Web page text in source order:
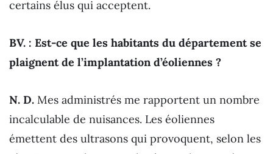
certains élus qui acceptent.
BV. : Est-ce que les habitants du département se
plaignent de l’implantation d’éoliennes ?
N. D. Mes administrés me rapportent un nombre
incalculable de nuisances. Les éoliennes
émettent des ultrasons qui provoquent, selon les